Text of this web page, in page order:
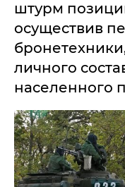
штурм
осуществив
личного
населенного